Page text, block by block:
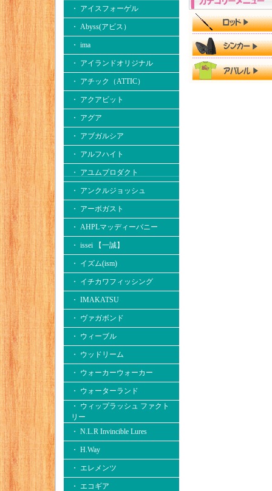
・ アイスフォーゲル
・ Abyss(アビス）
・ ima
・ アイランドオリジナル
・ アチック（ATTIC）
・ アクアビット
・ アグア
・ アブガルシア
・ アルフハイト
・ アユムプロダクト
・ アンクルジョッシュ
・ アーボガスト
・ AHPLマッディーバニー
・ issei 【一誠】
・ イズム(ism)
・ イチカワフィッシング
・ IMAKATSU
・ ヴァガボンド
・ ウィーブル
・ ウッドリーム
・ ウォーカーウォーカー
・ ウォーターランド
・ ウィップラッシュ ファクト
リー
・ N.L.R Invincible Lures
・ H.Way
・ エレメンツ
・ エコギア